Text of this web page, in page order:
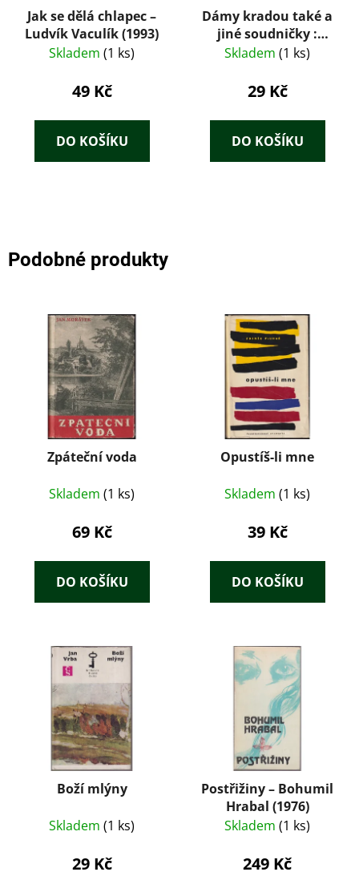
Jak se dělá chlapec –
Ludvík Vaculík (1993)
Skladem (1 ks)
49 Kč
DO KOŠÍKU
Dámy kradou také a
jiné soudničky :
dekameron
Skladem (1 ks)
29 Kč
DO KOŠÍKU
Podobné produkty
Zpáteční voda
Skladem (1 ks)
69 Kč
DO KOŠÍKU
Opustíš-li mne
Skladem (1 ks)
39 Kč
DO KOŠÍKU
Boží mlýny
Skladem (1 ks)
29 Kč
Postřižiny – Bohumil
Hrabal (1976)
Skladem (1 ks)
249 Kč